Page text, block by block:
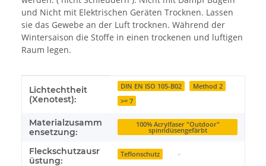
und Nicht mit Elektrischen Geräten Trocknen. Lassen
sie das Gewebe an der Luft trocknen. Während der
Wintersaison die Stoffe in einen trockenen und luftigen
Raum legen.
Produkteigenschaft
Wert
Lichtechtheit
(Xenotest):
DIN EN ISO 105-B02
Method 2
>= 7
Materialzusamm
ensetzung:
100% Acrylfaser "Outdoor"
spinndüsengefärbt
Fleckschutzausr
üstung:
Teflonschutz